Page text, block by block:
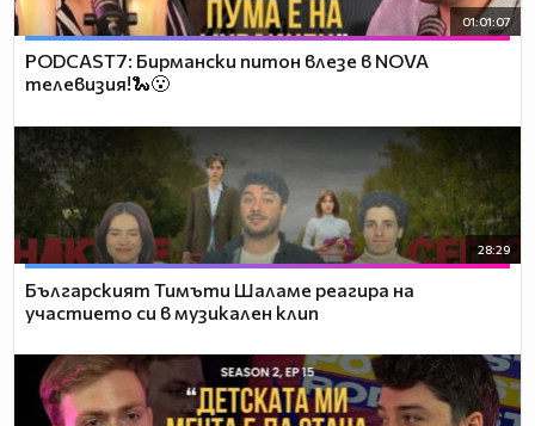
01:01:07
PODCAST7: Бирмански питон влезе в NOVA
телевизия!🐍😮
28:29
Българският Тимъти Шаламе реагира на
участието си в музикален клип